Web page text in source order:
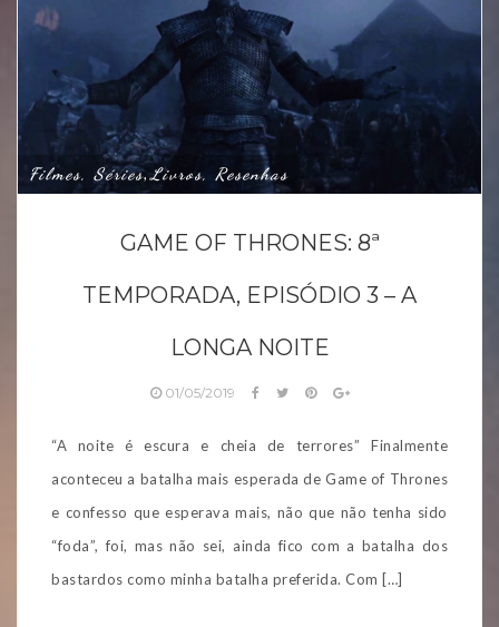
Filmes, Séries,Livros, Resenhas
GAME OF THRONES: 8ª
TEMPORADA, EPISÓDIO 3 – A
LONGA NOITE
01/05/2019
“A noite é escura e cheia de terrores” Finalmente
aconteceu a batalha mais esperada de Game of Thrones
e confesso que esperava mais, não que não tenha sido
“foda”, foi, mas não sei, ainda fico com a batalha dos
bastardos como minha batalha preferida. Com […]